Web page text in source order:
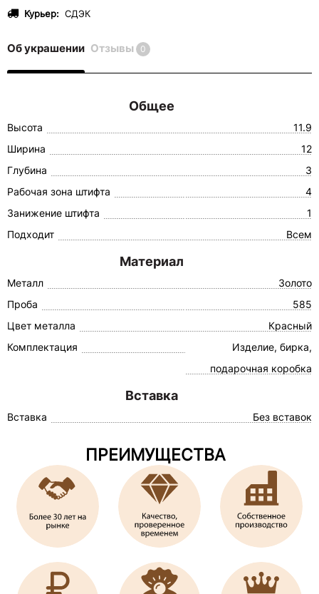
Курьер: СДЭК
Об украшении Отзывы 0
Общее
Высота
11.9
Ширина
12
Глубина
3
Рабочая зона штифта
4
Занижение штифта
1
Подходит
Всем
Материал
Металл
Золото
Проба
585
Цвет металла
Красный
Комплектация
Изделие, бирка,
подарочная коробка
Вставка
Вставка Без вставок
ПРЕИМУЩЕСТВА